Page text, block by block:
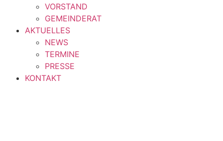
VORSTAND
GEMEINDERAT
AKTUELLES
NEWS
TERMINE
PRESSE
KONTAKT